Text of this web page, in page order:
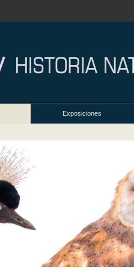
Exposiciones